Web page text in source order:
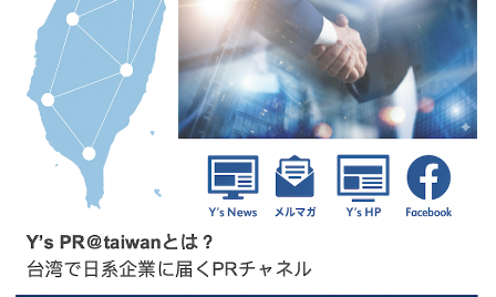
経済ニュース
労務顧問
ＩＴ
飲食店情報